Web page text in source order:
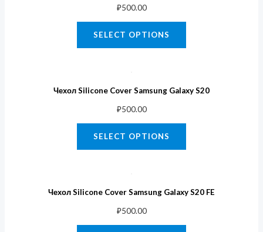
₽500.00
SELECT OPTIONS
Чехол Silicone Cover Samsung Galaxy S20
₽500.00
SELECT OPTIONS
Чехол Silicone Cover Samsung Galaxy S20 FE
₽500.00